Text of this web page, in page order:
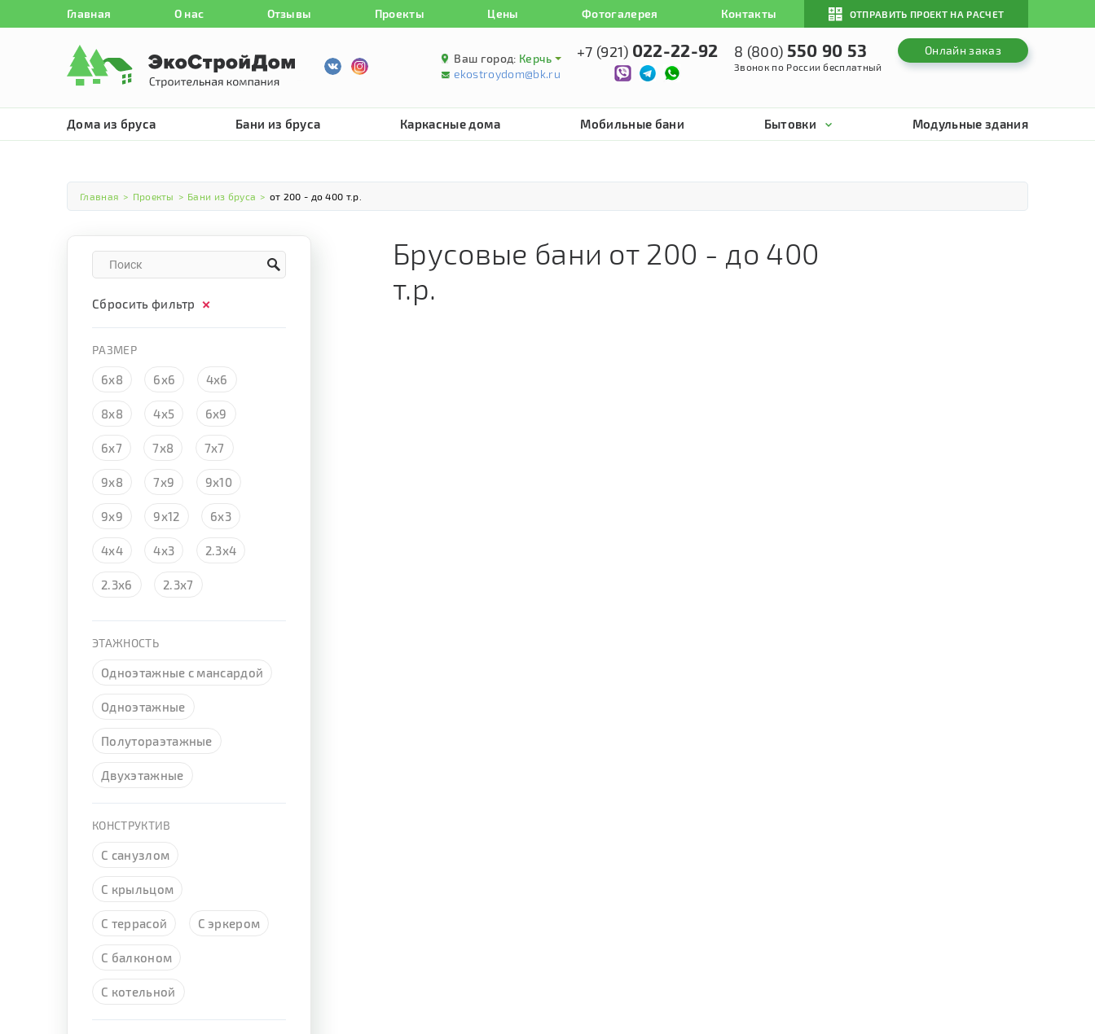
Главная О нас Отзывы Проекты Цены Фотогалерея Контакты ОТПРАВИТЬ ПРОЕКТ НА РАСЧЕТ
Ваш город: Керчь
ekostroydom@bk.ru
+7 (921) 022-22-92 8 (800) 550 90 53
Звонок по России бесплатный
Онлайн заказ
Дома из бруса Бани из бруса Каркасные дома Мобильные бани Бытовки Модульные здания
Главная > Проекты > Бани из бруса > от 200 - до 400 т.р.
Сбросить фильтр
РАЗМЕР
6х8 6х6 4х6
8х8 4х5 6х9
6х7 7х8 7х7
9х8 7х9 9х10
9х9 9х12 6х3
4х4 4х3 2.3х4
2.3х6 2.3х7
ЭТАЖНОСТЬ
Одноэтажные с мансардой
Одноэтажные
Полутораэтажные
Двухэтажные
КОНСТРУКТИВ
С санузлом
С крыльцом
С террасой С эркером
С балконом
С котельной
Брусовые бани от 200 - до 400
т.р.